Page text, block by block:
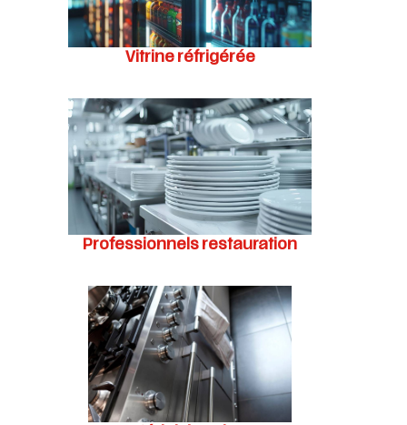
Vitrine réfrigérée
Professionnels restauration